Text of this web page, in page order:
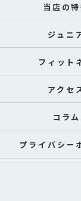
当店の
ジュニ
フィット
アクセ
コラム
プライバシー